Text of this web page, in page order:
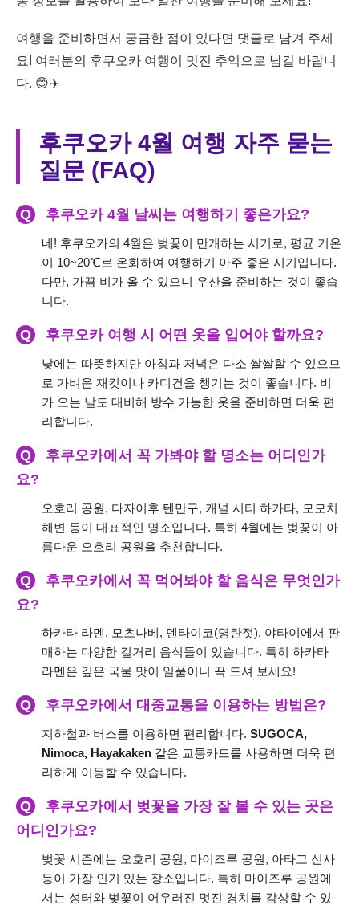
여행을 준비하면서 궁금한 점이 있다면 댓글로 남겨 주세
요! 여러분의 후쿠오카 여행이 멋진 추억으로 남길 바랍니
다. 😊✈️
후쿠오카 4월 여행 자주 묻는
질문 (FAQ)
Q 후쿠오카 4월 날씨는 여행하기 좋은가요?
네! 후쿠오카의 4월은 벚꽃이 만개하는 시기로, 평균 기온
이 10~20℃로 온화하여 여행하기 아주 좋은 시기입니다.
다만, 가끔 비가 올 수 있으니 우산을 준비하는 것이 좋습
니다.
Q 후쿠오카 여행 시 어떤 옷을 입어야 할까요?
낮에는 따뜻하지만 아침과 저녁은 다소 쌀쌀할 수 있으므
로 가벼운 재킷이나 카디건을 챙기는 것이 좋습니다. 비
가 오는 날도 대비해 방수 가능한 옷을 준비하면 더욱 편
리합니다.
Q
후쿠오카에서 꼭 가봐야 할 명소는 어디인가
요?
오호리 공원, 다자이후 텐만구, 캐널 시티 하카타, 모모치
해변 등이 대표적인 명소입니다. 특히 4월에는 벚꽃이 아
름다운 오호리 공원을 추천합니다.
Q
후쿠오카에서 꼭 먹어봐야 할 음식은 무엇인가
요?
하카타 라멘, 모츠나베, 멘타이코(명란젓), 야타이에서 판
매하는 다양한 길거리 음식들이 있습니다. 특히 하카타
라멘은 깊은 국물 맛이 일품이니 꼭 드셔 보세요!
Q 후쿠오카에서 대중교통을 이용하는 방법은?
지하철과 버스를 이용하면 편리합니다. SUGOCA,
Nimoca, Hayakaken 같은 교통카드를 사용하면 더욱 편
리하게 이동할 수 있습니다.
Q
후쿠오카에서 벚꽃을 가장 잘 볼 수 있는 곳은
어디인가요?
벚꽃 시즌에는 오호리 공원, 마이즈루 공원, 아타고 신사
등이 가장 인기 있는 장소입니다. 특히 마이즈루 공원에
서는 성터와 벚꽃이 어우러진 멋진 경치를 감상할 수 있